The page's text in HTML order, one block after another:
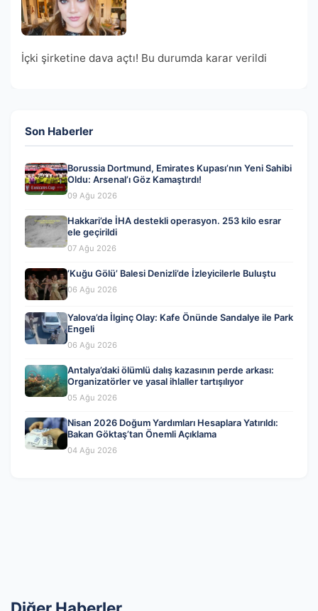
İçki şirketine dava açtı! Bu durumda karar verildi
Son Haberler
Borussia Dortmund, Emirates Kupası’nın Yeni Sahibi
Oldu: Arsenal’ı Göz Kamaştırdı!
09 Ağu 2026
Hakkari’de İHA destekli operasyon. 253 kilo esrar
ele geçirildi
07 Ağu 2026
‘Kuğu Gölü’ Balesi Denizli’de İzleyicilerle Buluştu
06 Ağu 2026
Yalova’da İlginç Olay: Kafe Önünde Sandalye ile Park
Engeli
06 Ağu 2026
Antalya’daki ölümlü dalış kazasının perde arkası:
Organizatörler ve yasal ihlaller tartışılıyor
05 Ağu 2026
Nisan 2026 Doğum Yardımları Hesaplara Yatırıldı:
Bakan Göktaş’tan Önemli Açıklama
04 Ağu 2026